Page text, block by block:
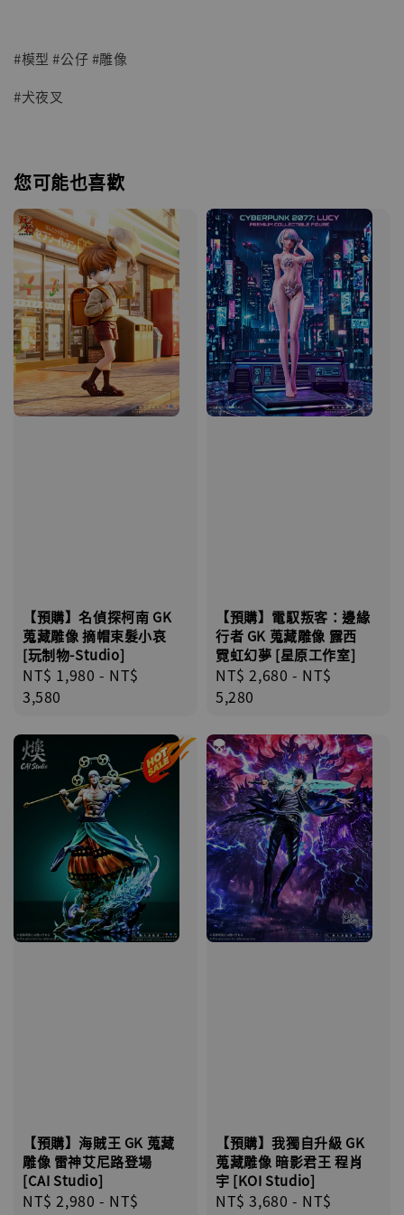
#模型 #公仔 #雕像
#犬夜叉
您可能也喜歡
【預購】名偵探柯南 GK
蒐藏雕像 摘帽束髮小哀
[玩制物-Studio]
Regular
price
NT$ 1,980 - NT$
3,580
【預購】電馭叛客：邊緣
行者 GK 蒐藏雕像 露西
霓虹幻夢 [星原工作室]
Regular
price
NT$ 2,680 - NT$
5,280
【預購】海賊王 GK 蒐藏
雕像 雷神艾尼路登場
[CAI Studio]
Regular
NT$ 2,980 - NT$
【預購】我獨自升級 GK
蒐藏雕像 暗影君王 程肖
宇 [KOI Studio]
Regular
NT$ 3,680 - NT$